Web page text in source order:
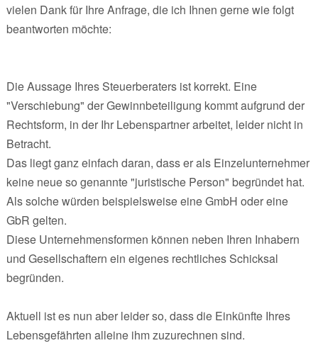
vielen Dank für Ihre Anfrage, die ich Ihnen gerne wie folgt
beantworten möchte:
Die Aussage Ihres Steuerberaters ist korrekt. Eine
"Verschiebung" der Gewinnbeteiligung kommt aufgrund der
Rechtsform, in der Ihr Lebenspartner arbeitet, leider nicht in
Betracht.
Das liegt ganz einfach daran, dass er als Einzelunternehmer
keine neue so genannte "juristische Person" begründet hat.
Als solche würden beispielsweise eine GmbH oder eine
GbR gelten.
Diese Unternehmensformen können neben Ihren Inhabern
und Gesellschaftern ein eigenes rechtliches Schicksal
begründen.
Aktuell ist es nun aber leider so, dass die Einkünfte Ihres
Lebensgefährten alleine ihm zuzurechnen sind.